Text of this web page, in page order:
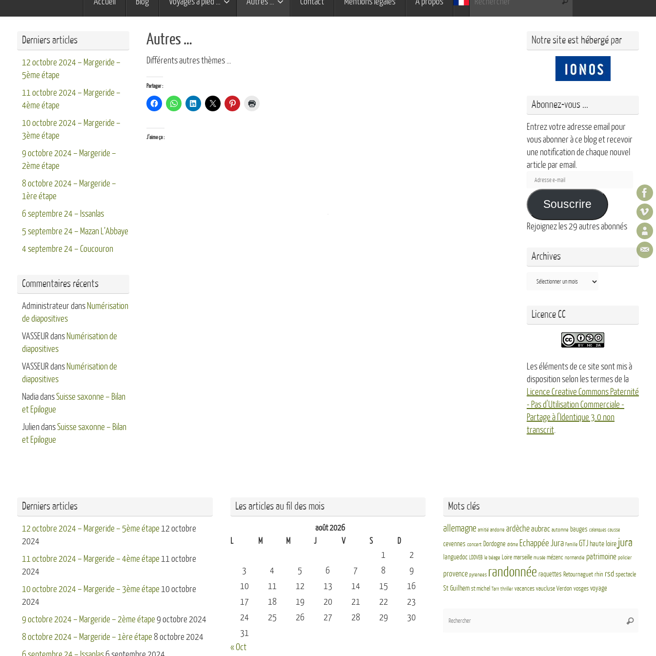
Autres …
Différents autres thèmes …
Partager :
J’aime ça :
Derniers articles
12 octobre 2024 – Margeride –
5ème étape
11 octobre 2024 – Margeride –
4ème étape
10 octobre 2024 – Margeride –
3ème étape
9 octobre 2024 – Margeride –
2ème étape
8 octobre 2024 – Margeride –
1ère étape
6 septembre 24 – Issanlas
5 septembre 24 – Mazan L’Abbaye
4 septembre 24 – Coucouron
Commentaires récents
Administrateurdans Numérisation
de diapositives
VASSEUR dans Numérisation de
diapositives
VASSEUR dans Numérisation de
diapositives
NadiadansSuisse saxonne – Bilan
et Epilogue
Julien dansSuisse saxonne – Bilan
et Epilogue
Notre site est hébergé par
Abonnez-vous ...
Entrez votre adresse email pour
vous abonner à ce blog et recevoir
une notification de chaque nouvel
article par email.
Adresse
e-
mail
Souscrire
Rejoignez les 29 autres abonnés
Archives
Archives
Licence CC
Les éléments de ce site sont mis à
disposition selon les termes de la
Licence Creative Commons Paternité
- Pas d'Utilisation Commerciale -
Partage à l'Identique 3.0 non
transcrit
Derniers articles
12 octobre 2024 – Margeride – 5ème étape 12 octobre
2024
11 octobre 2024 – Margeride – 4ème étape 11 octobre
2024
10 octobre 2024 – Margeride – 3ème étape 10 octobre
2024
9 octobre 2024 – Margeride – 2ème étape 9 octobre 2024
8 octobre 2024 – Margeride – 1ère étape 8 octobre 2024
Les articles au fil des mois
août 2026
L
M M J V S D
1
2
3
4 5 6 7 8
9
10
11 12 13 14 15
16
17
18 19 20 21 22
23
24
25 26 27 28 29
30
31
« Oct
Mots clés
allemagne amitié andorre ardècheaubrac automne bauges calanques causse
cevennes concert Dordogne drôme Echappée Jura Famille GTJ haute loire jura
languedoc LDDVEB le béage Loire marseille musée mézenc normandie patrimoine policier
provence pyrenees randonnée raquettes Retournaguet rhin rsd spectacle
St Guilhem st michel Tarn thriller vacances vaucluse Verdon vosges voyage